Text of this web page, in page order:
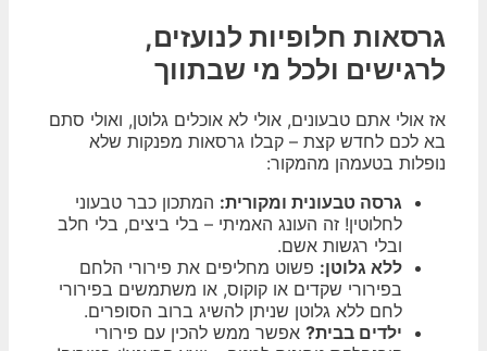
גרסאות חלופיות לנועזים,
לרגישים ולכל מי שבתווך
אז אולי אתם טבעונים, אולי לא אוכלים גלוטן, ואולי סתם
בא לכם לחדש קצת – קבלו גרסאות מפנקות שלא
נופלות בטעמהן מהמקור:
גרסה טבעונית ומקורית:המתכון כבר טבעוני
לחלוטין! זה העונג האמיתי – בלי ביצים, בלי חלב
ובלי רגשות אשם.
ללא גלוטן:פשוט מחליפים את פירורי הלחם
בפירורי שקדים או קוקוס, או משתמשים בפירורי
לחם ללא גלוטן שניתן להשיג ברוב הסופרים.
ילדים בבית?אפשר ממש להכין עם פירורי